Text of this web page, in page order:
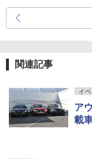
関連記事
イ
ア
載